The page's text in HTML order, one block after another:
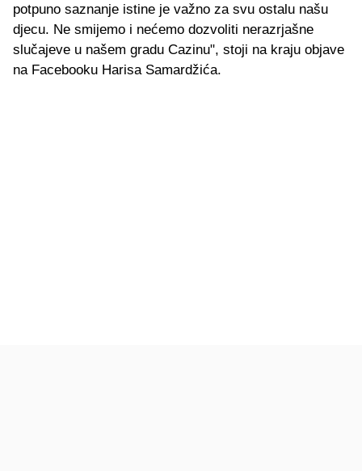
potpuno saznanje istine je važno za svu ostalu našu
djecu. Ne smijemo i nećemo dozvoliti nerazrjašne
slučajeve u našem gradu Cazinu", stoji na kraju objave
na Facebooku Harisa Samardžića.